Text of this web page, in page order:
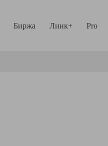
Биржа Линк+ Pro